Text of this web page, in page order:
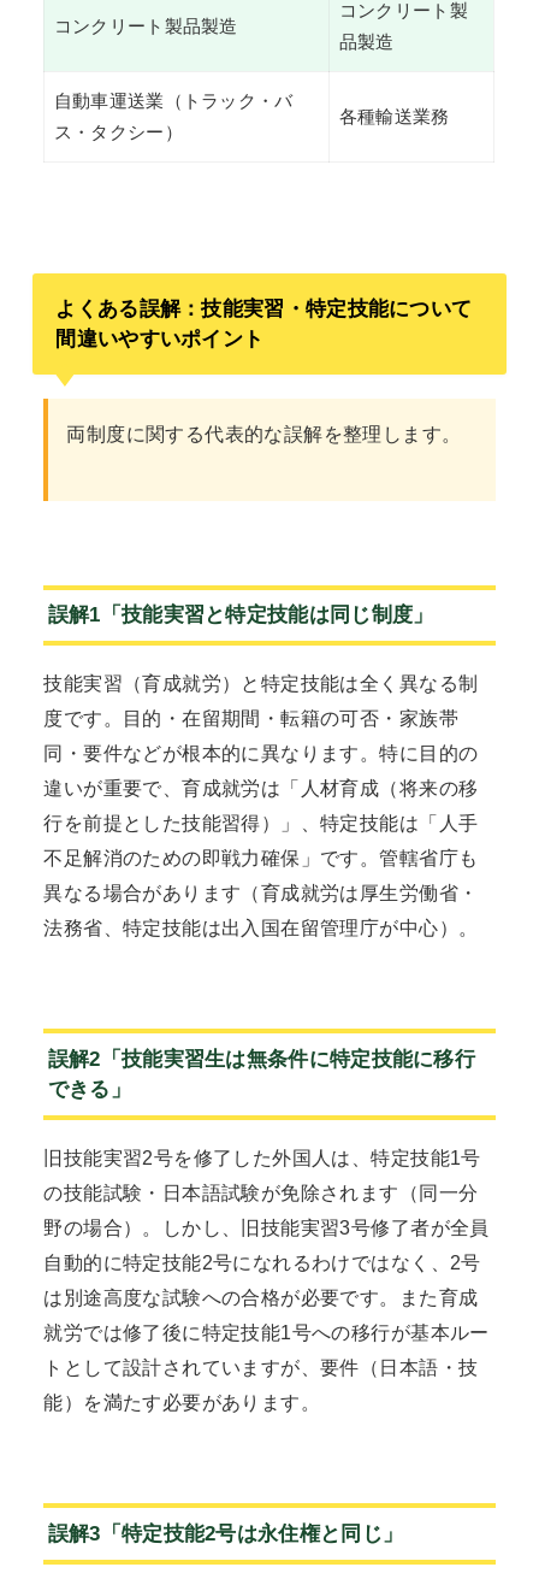
コンクリート製品製造
コンクリート製
品製造
自動車運送業（トラック・バ
ス・タクシー）
各種輸送業務
よくある誤解：技能実習・特定技能について
間違いやすいポイント
両制度に関する代表的な誤解を整理します。
誤解1「技能実習と特定技能は同じ制度」
技能実習（育成就労）と特定技能は全く異なる制
度です。目的・在留期間・転籍の可否・家族帯
同・要件などが根本的に異なります。特に目的の
違いが重要で、育成就労は「人材育成（将来の移
行を前提とした技能習得）」、特定技能は「人手
不足解消のための即戦力確保」です。管轄省庁も
異なる場合があります（育成就労は厚生労働省・
法務省、特定技能は出入国在留管理庁が中心）。
誤解2「技能実習生は無条件に特定技能に移行
できる」
旧技能実習2号を修了した外国人は、特定技能1号
の技能試験・日本語試験が免除されます（同一分
野の場合）。しかし、旧技能実習3号修了者が全員
自動的に特定技能2号になれるわけではなく、2号
は別途高度な試験への合格が必要です。また育成
就労では修了後に特定技能1号への移行が基本ルー
トとして設計されていますが、要件（日本語・技
能）を満たす必要があります。
誤解3「特定技能2号は永住権と同じ」